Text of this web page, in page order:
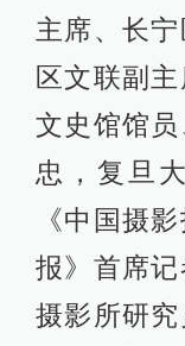
主席、长
区文联副
文史馆馆
忠，复旦
《中国摄
报》首席
摄影所研